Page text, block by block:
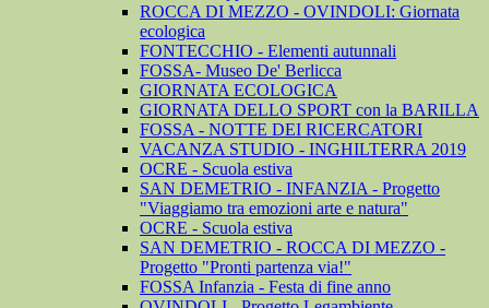
ROCCA DI MEZZO - OVINDOLI: Giornata
ecologica
FONTECCHIO - Elementi autunnali
FOSSA- Museo De' Berlicca
GIORNATA ECOLOGICA
GIORNATA DELLO SPORT con la BARILLA
FOSSA - NOTTE DEI RICERCATORI
VACANZA STUDIO - INGHILTERRA 2019
OCRE - Scuola estiva
SAN DEMETRIO - INFANZIA - Progetto
"Viaggiamo tra emozioni arte e natura"
OCRE - Scuola estiva
SAN DEMETRIO - ROCCA DI MEZZO -
Progetto "Pronti partenza via!"
FOSSA Infanzia - Festa di fine anno